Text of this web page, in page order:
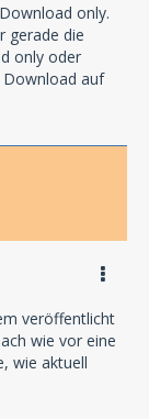
only.
gerade die
only oder
Download auf
veröffentlicht
wie vor eine
wie aktuell